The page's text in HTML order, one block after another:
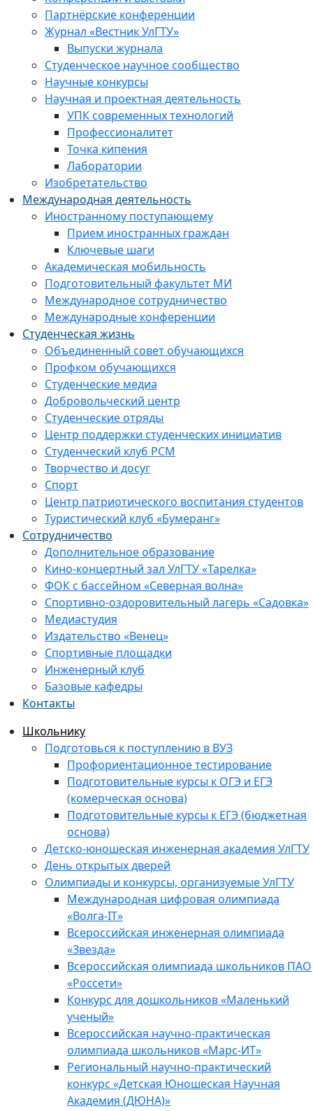
Партнёрские конференции
Журнал «Вестник УлГТУ»
Выпуски журнала
Студенческое научное сообщество
Научные конкурсы
Научная и проектная деятельность
УПК современных технологий
Профессионалитет
Точка кипения
Лаборатории
Изобретательство
Международная деятельность
Иностранному поступающему
Прием иностранных граждан
Ключевые шаги
Академическая мобильность
Подготовительный факультет МИ
Международное сотрудничество
Международные конференции
Студенческая жизнь
Объединенный совет обучающихся
Профком обучающихся
Студенческие медиа
Добровольческий центр
Студенческие отряды
Центр поддержки студенческих инициатив
Студенческий клуб РСМ
Творчество и досуг
Спорт
Центр патриотического воспитания студентов
Туристический клуб «Бумеранг»
Сотрудничество
Дополнительное образование
Кино-концертный зал УлГТУ «Тарелка»
ФОК с бассейном «Северная волна»
Спортивно-оздоровительный лагерь «Садовка»
Медиастудия
Издательство «Венец»
Спортивные площадки
Инженерный клуб
Базовые кафедры
Контакты
Школьнику
Подготовься к поступлению в ВУЗ
Профориентационное тестирование
Подготовительные курсы к ОГЭ и ЕГЭ
(комерческая основа)
Подготовительные курсы к ЕГЭ (бюджетная
основа)
Детско-юношеская инженерная академия УлГТУ
День открытых дверей
Олимпиады и конкурсы, организуемые УлГТУ
Международная цифровая олимпиада
«Волга-IT»
Всероссийская инженерная олимпиада
«Звезда»
Всероссийская олимпиада школьников ПАО
«Россети»
Конкурс для дошкольников «Маленький
ученый»
Всероссийская научно-практическая
олимпиада школьников «Марс-ИТ»
Региональный научно-практический
конкурс «Детская Юношеская Научная
Академия (ДЮНА)»